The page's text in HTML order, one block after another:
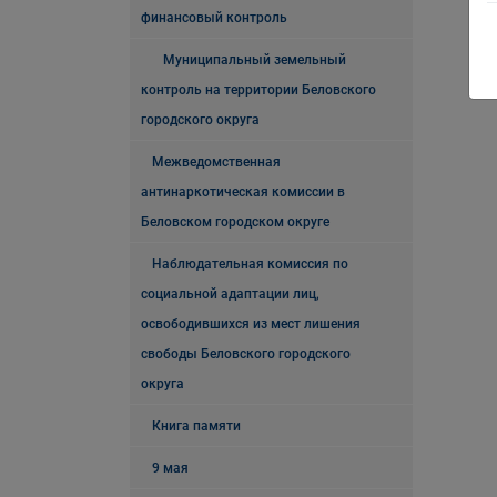
финансовый контроль
Муниципальный земельный
контроль на территории Беловского
городского округа
Межведомственная
антинаркотическая комиссии в
Беловском городском округе
Наблюдательная комиссия по
социальной адаптации лиц,
освободившихся из мест лишения
свободы Беловского городского
округа
Книга памяти
9 мая